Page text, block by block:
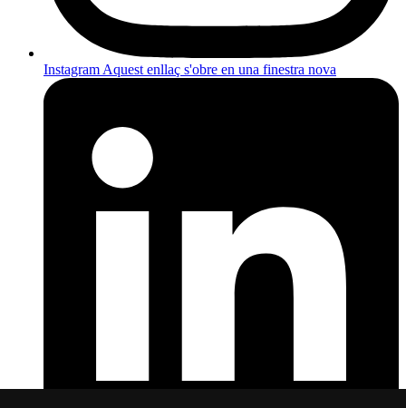
Instagram Aquest enllaç s'obre en una finestra nova